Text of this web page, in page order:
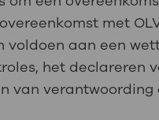
met
voldoen aan een
het declareren
van